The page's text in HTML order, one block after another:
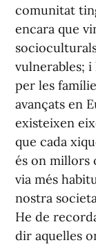
comunitat
encara que
vulnerables;
per les
avançats en
existeixen
que cada
és on millors
via més
nostra
He de
dir aquelles